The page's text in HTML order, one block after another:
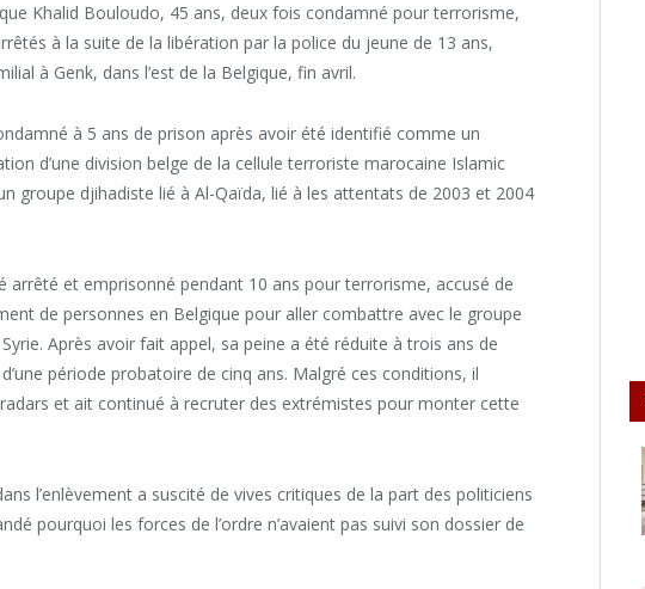
Khalid Bouloudo, 45 ans, deux fois condamné pour terrorisme,
à la suite de la libération par la police du jeune de 13 ans,
à Genk, dans l’est de la Belgique, fin avril.
à 5 ans de prison après avoir été identifié comme un
d’une division belge de la cellule terroriste marocaine Islamic
groupe djihadiste lié à Al-Qaïda, lié à les attentats de 2003 et 2004
arrêté et emprisonné pendant 10 ans pour terrorisme, accusé de
de personnes en Belgique pour aller combattre avec le groupe
Après avoir fait appel, sa peine a été réduite à trois ans de
période probatoire de cinq ans. Malgré ces conditions, il
radars et ait continué à recruter des extrémistes pour monter cette
l’enlèvement a suscité de vives critiques de la part des politiciens
pourquoi les forces de l’ordre n’avaient pas suivi son dossier de